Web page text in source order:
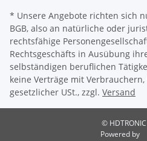
* Unsere Angebote richten sich
BGB, also an natürliche oder
rechtsfähige
Rechtsgeschäfts in Ausübung
selbständigen beruflichen
keine Verträge mit Verbrauchern,
gesetzlicher USt., zzgl. Versand
©
Powered by